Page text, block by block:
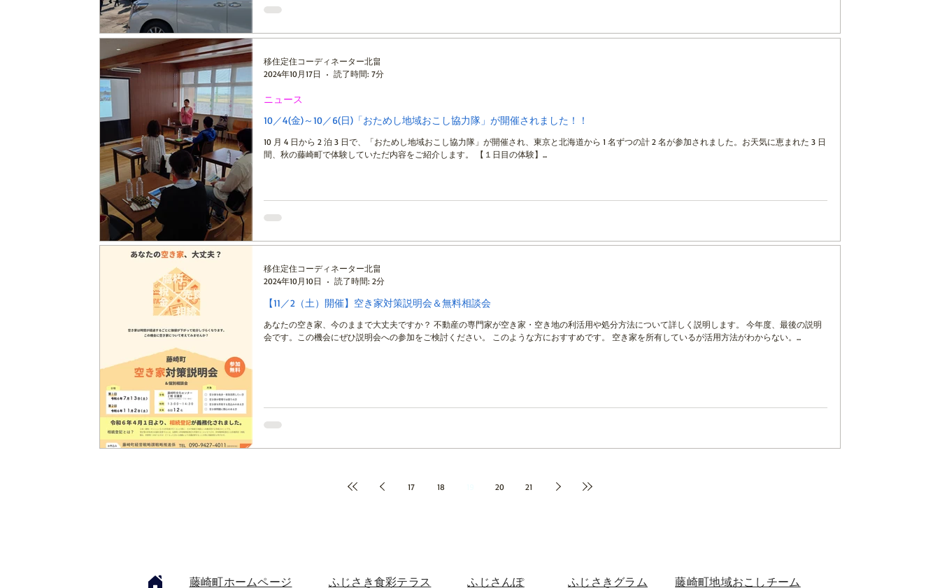
10／4(金)～10／6(日)「おためし地域おこし協力隊」が開催されました！！
10 月 4 日から 2 泊 3 日で、「おためし地域おこし協力隊」が開催され、東京と北海道から 1 名ずつの計 2 名が参加されました。お天気に恵まれた 3 日
間、秋の藤崎町で体験していただ内容をご紹介します。 【１日目の体験】...
ニュース
移住定住コーディネーター北畠
2024年10月17日
読了時間: 7分
【11／2（土）開催】空き家対策説明会＆無料相談会
あなたの空き家、今のままで大丈夫ですか？ 不動産の専門家が空き家・空き地の利活用や処分方法について詳しく説明します。 今年度、最後の説明
会です。この機会にぜひ説明会への参加をご検討ください。 このような方におすすめです。 空き家を所有しているが活用方法がわからない。...
移住定住コーディネーター北畠
2024年10月10日
読了時間: 2分
17 18 20 21
​藤崎町ホームページ ​ふじさき食彩テラス ​ふじさんぽ ふじさきグラム 藤崎町地域おこしチーム